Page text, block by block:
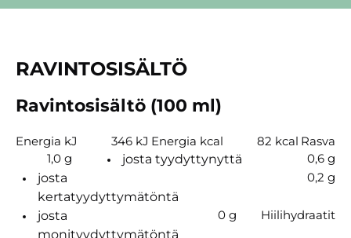
RAVINTOSISÄLTÖ
Ravintosisältö (100 ml)
Energia kJ 346 kJ Energia kcal 82 kcal Rasva
1,0 g
josta tyydyttynyttä
0,6 g
josta
kertatyydyttymätöntä
0,2 g
josta
monityydyttymätöntä
0 g Hiilihydraatit